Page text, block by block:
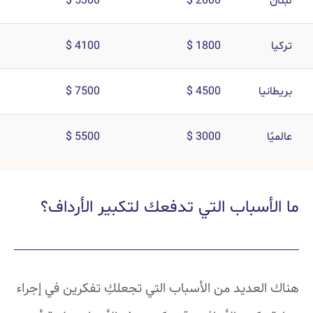
تركيا 1800 $
4100 $
بريطانيا 4500 $
7500 $
عالميًا 3000 $
5500 $
ما الأسباب التي تدفعك لتكبير الأرداف؟
هناك العديد من الأسباب التي تجعلكِ تفكرين في إجراء